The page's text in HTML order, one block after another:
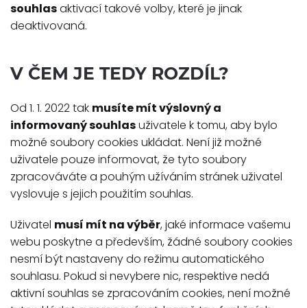
souhlasaktivací takové volby, které je jinak
deaktivovaná.
V ČEM JE TEDY ROZDÍL?
Od 1. 1. 2022 tak musíte mít výslovný a
informovaný souhlasuživatele k tomu, aby bylo
možné soubory cookies ukládat. Není již možné
uživatele pouze informovat, že tyto soubory
zpracováváte a pouhým užíváním stránek uživatel
vyslovuje s jejich použitím souhlas.
Uživatel musí mít na výběr, jaké informace vašemu
webu poskytne a především, žádné soubory cookies
nesmí být nastaveny do režimu automatického
souhlasu. Pokud si nevybere nic, respektive nedá
aktivní souhlas se zpracováním cookies, není možné